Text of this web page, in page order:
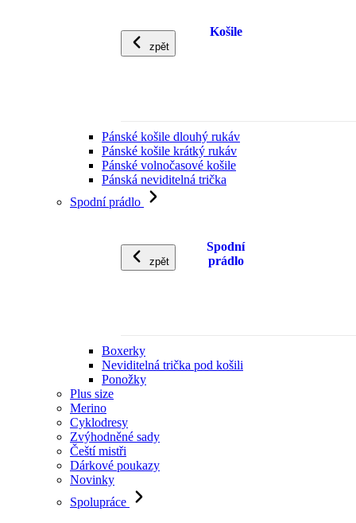
zpět
Košile
Pánské košile dlouhý rukáv
Pánské košile krátký rukáv
Pánské volnočasové košile
Pánská neviditelná trička
Spodní prádlo
zpět
Spodní
prádlo
Boxerky
Neviditelná trička pod košili
Ponožky
Plus size
Merino
Cyklodresy
Zvýhodněné sady
Čeští mistři
Dárkové poukazy
Novinky
Spolupráce